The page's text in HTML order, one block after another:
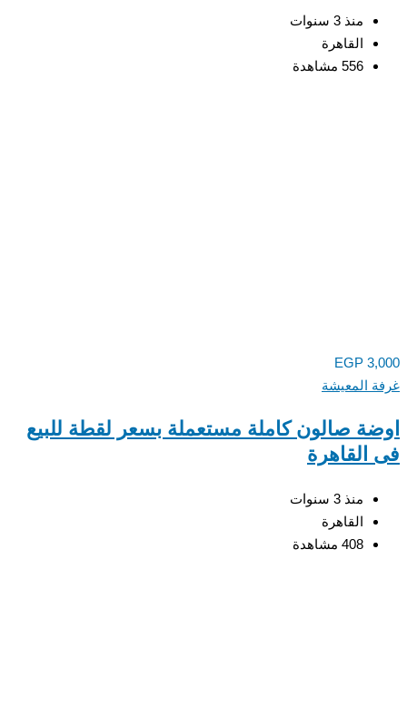
منذ 3 سنوات
القاهرة
556 مشاهدة
EGP
المعيشة
صالون كاملة مستعملة بسعر لقطة للبيع
منذ 3 سنوات
القاهرة
408 مشاهدة